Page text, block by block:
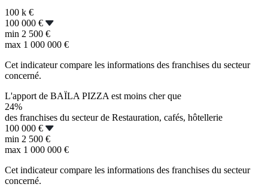
100 k €
100 000 €
min 2 500 €
max 1 000 000 €
Cet indicateur compare les informations des franchises du secteur
concerné.
L'apport de BAÏLA PIZZA est moins cher que
24%
des franchises du secteur de Restauration, cafés, hôtellerie
100 000 €
min 2 500 €
max 1 000 000 €
Cet indicateur compare les informations des franchises du secteur
concerné.